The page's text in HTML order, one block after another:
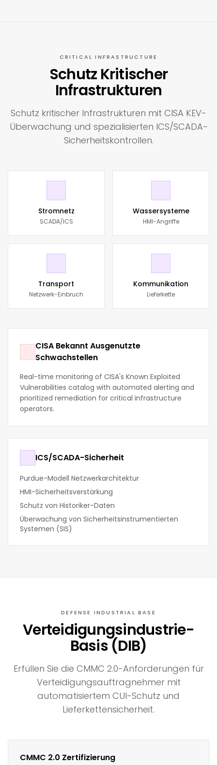
CRITICAL INFRASTRUCTURE
Schutz Kritischer
Infrastrukturen
Schutz kritischer Infrastrukturen mit CISA KEV-
Überwachung und spezialisierten ICS/SCADA-
Sicherheitskontrollen.
Stromnetz
SCADA/ICS
Wassersysteme
HMI-Angriffe
Transport
Netzwerk-Einbruch
Kommunikation
Lieferkette
CISA Bekannt Ausgenutzte
Schwachstellen
Real-time monitoring of CISA's Known Exploited
Vulnerabilities catalog with automated alerting and
prioritized remediation for critical infrastructure
operators.
ICS/SCADA-Sicherheit
Purdue-Modell Netzwerkarchitektur
HMI-Sicherheitsverstärkung
Schutz von Historiker-Daten
Überwachung von Sicherheitsinstrumentierten
Systemen (SIS)
DEFENSE INDUSTRIAL BASE
Verteidigungsindustrie-
Basis (DIB)
Erfüllen Sie die CMMC 2.0-Anforderungen für
Verteidigungsauftragnehmer mit
automatisiertem CUI-Schutz und
Lieferkettensicherheit.
CMMC 2.0 Zertifizierung